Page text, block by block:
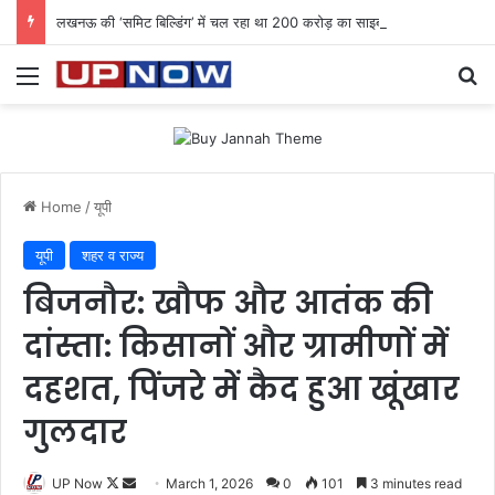
Menu
Home /यूपी
यूपी शहर व राज्य
बिजनौर: खौफ और आतंक की
दांस्ता: किसानों और ग्रामीणों में
दहशत, पिंजरे में कैद हुआ खूंखार
गुलदार
UP Now
Follow
Send March 1, 2026 0 101 3 minutes read